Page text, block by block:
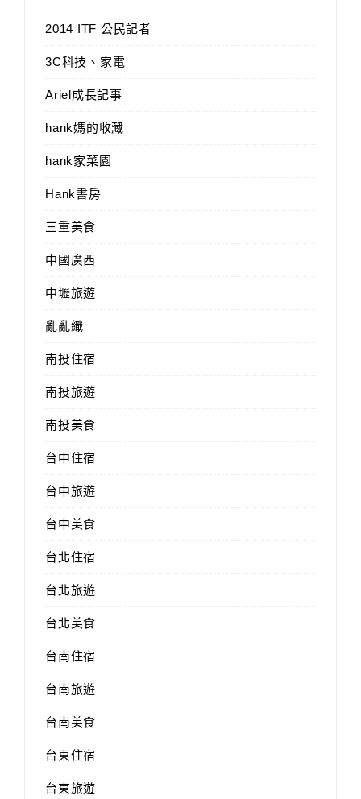
2014 ITF 公民記者
3C科技、家電
Ariel成長記事
hank媽的收藏
hank家菜園
Hank書房
三重美食
中國廣西
中壢旅遊
亂亂織
南投住宿
南投旅遊
南投美食
台中住宿
台中旅遊
台中美食
台北住宿
台北旅遊
台北美食
台南住宿
台南旅遊
台南美食
台東住宿
台東旅遊